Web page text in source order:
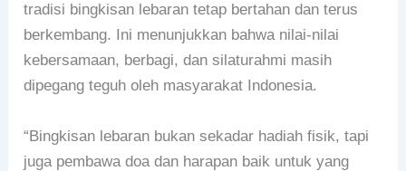
tradisi bingkisan lebaran tetap bertahan dan terus
berkembang. Ini menunjukkan bahwa nilai-nilai
kebersamaan, berbagi, dan silaturahmi masih
dipegang teguh oleh masyarakat Indonesia.
“Bingkisan lebaran bukan sekadar hadiah fisik, tapi
juga pembawa doa dan harapan baik untuk yang